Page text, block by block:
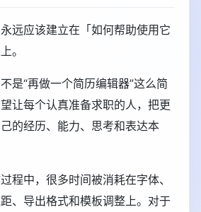
远应该建立在「如何帮助使用它
。
是“再做一个简历编辑器”这么简
让每个认真准备求职的人，把更
的经历、能力、思考和表达本
程中，很多时间被消耗在字体、
、导出格式和模板调整上。对于